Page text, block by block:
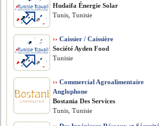
Hudaifa Énergie Solar
Tunis, Tunisie
›› Caissier / Caissière
Société Ayden Food
Tunisie
›› Commercial Agroalimentaire
Anglophone
Bostania Des Services
Tunis, Tunisie